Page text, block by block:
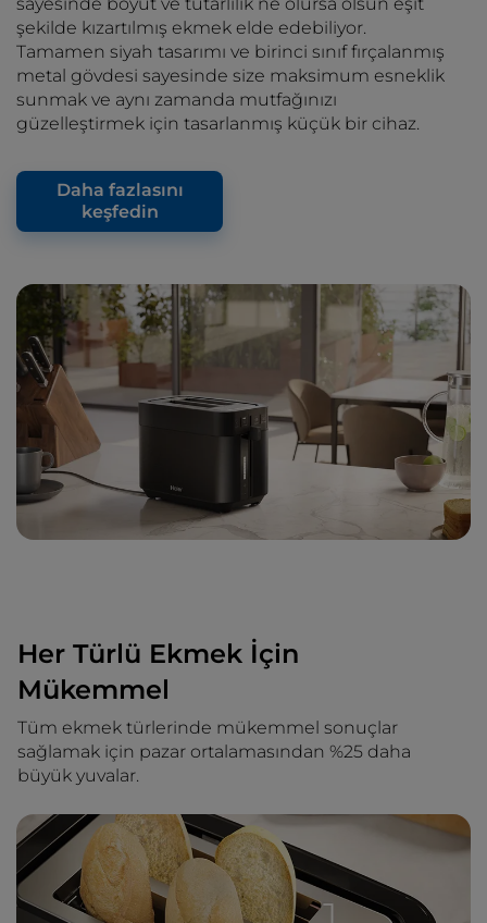
şekilde kızartılmış ekmek elde edebiliyor.
Tamamen siyah tasarımı ve birinci sınıf fırçalanmış
metal gövdesi sayesinde size maksimum esneklik
sunmak ve aynı zamanda mutfağınızı
güzelleştirmek için tasarlanmış küçük bir cihaz.
Daha fazlasını
keşfedin
Her Türlü Ekmek İçin
Mükemmel
Tüm ekmek türlerinde mükemmel sonuçlar
sağlamak için pazar ortalamasından %25 daha
büyük yuvalar.